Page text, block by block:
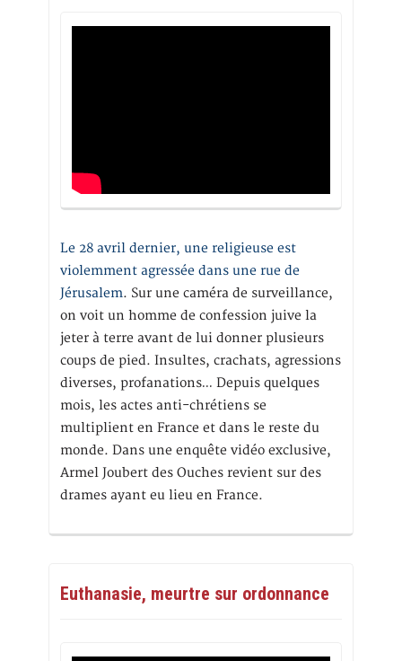
Le 28 avril dernier, une religieuse est
violemment agressée dans une rue de
Jérusalem. Sur une caméra de surveillance,
on voit un homme de confession juive la
jeter à terre avant de lui donner plusieurs
coups de pied. Insultes, crachats, agressions
diverses, profanations… Depuis quelques
mois, les actes anti-chrétiens se
multiplient en France et dans le reste du
monde. Dans une enquête vidéo exclusive,
Armel Joubert des Ouches revient sur des
drames ayant eu lieu en France.
Euthanasie, meurtre sur ordonnance